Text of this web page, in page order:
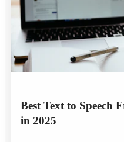
Best Text to Speech
in 2025